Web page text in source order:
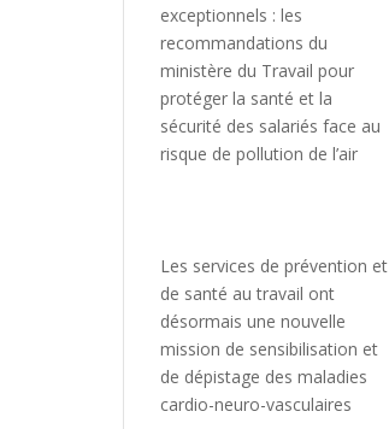
exceptionnels : les
recommandations du
ministère du Travail pour
protéger la santé et la
sécurité des salariés face au
risque de pollution de l’air
Les services de prévention et
de santé au travail ont
désormais une nouvelle
mission de sensibilisation et
de dépistage des maladies
cardio-neuro-vasculaires